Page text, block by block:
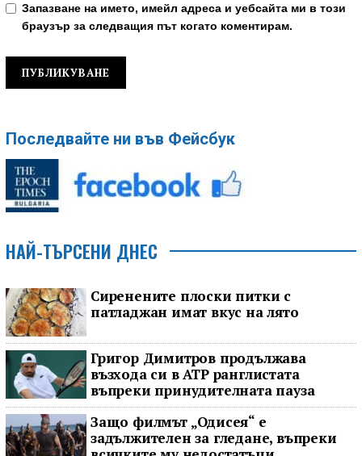
Запазване на името, имейл адреса и уебсайта ми в този
браузър за следващия път когато коментирам.
Последвайте ни във Фейсбук
НАЙ-ТЪРСЕНИ ДНЕС
Сиренените плоски питки с
патладжан имат вкус на лято
Григор Димитров продължава
възхода си в ATP ранглистата
въпреки принудителната пауза
Защо филмът „Одисея“ е
задължителен за гледане, въпреки